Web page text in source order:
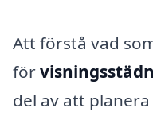
Att förstå vad
för
del av att